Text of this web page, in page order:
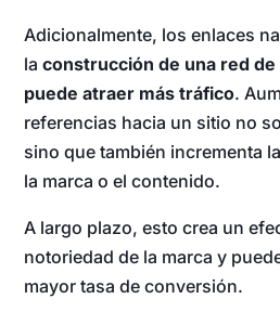
Adicionalmente, los enlaces
laconstrucción de una red
puede atraer más tráfico.
referencias hacia un sitio no
sino que también incrementa
la marca o el contenido.
A largo plazo, esto crea un
notoriedad de la marca y
mayor tasa de conversión.